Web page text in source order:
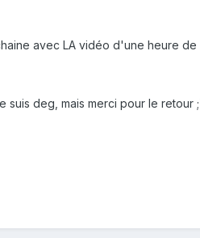
avec LA vidéo d'une heure de
deg, mais merci pour le